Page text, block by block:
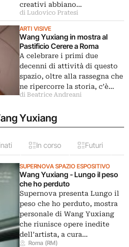
creativi abbiano…
di Ludovico Pratesi
ARTI VISIVE
Wang Yuxiang in mostra al
Pastificio Cerere a Roma
A celebrare i primi due
decenni di attività di questo
spazio, oltre alla rassegna che
ne ripercorre la storia, c’è…
di Beatrice Andreani
Yuxiang
In corso Futuri
SUPERNOVA SPAZIO ESPOSITIVO
Wang Yuxiang - Lungo il peso
che ho perduto
Supernova presenta Lungo il
peso che ho perduto, mostra
personale di Wang Yuxiang
che riunisce opere inedite
dell’artista, a cura…
Roma (RM)